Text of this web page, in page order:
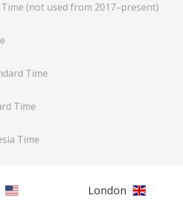
(not used from 2017–present)
Time
Time
Time
London